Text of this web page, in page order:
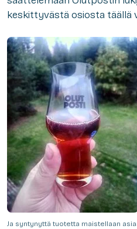
keskittyvästä osiosta täällä
Ja syntynyttä tuotetta maistellaan